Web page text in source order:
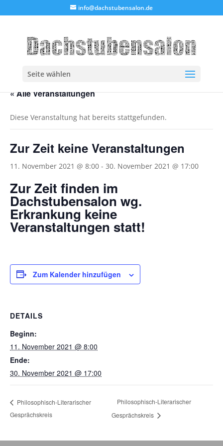
info@dachstubensalon.de
Seite wählen
« Alle Veranstaltungen
Diese Veranstaltung hat bereits stattgefunden.
Zur Zeit keine Veranstaltungen
11. November 2021 @ 8:00 - 30. November 2021 @ 17:00
Zur Zeit finden im
Dachstubensalon wg.
Erkrankung keine
Veranstaltungen statt!
Zum Kalender hinzufügen
DETAILS
Beginn:
11. November 2021 @ 8:00
Ende:
30. November 2021 @ 17:00
Philosophisch-Literarischer
Gesprächskreis
Philosophisch-Literarischer
Gesprächskreis